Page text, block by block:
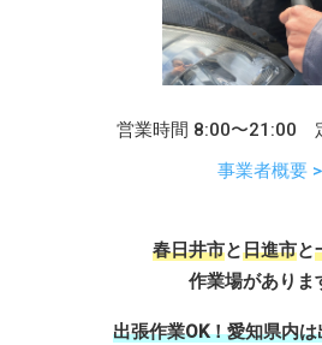
営業時間 8:00〜21:00
事業者概要 >
春日井市と日進市と
作業場がありま
出張作業OK！愛知県内